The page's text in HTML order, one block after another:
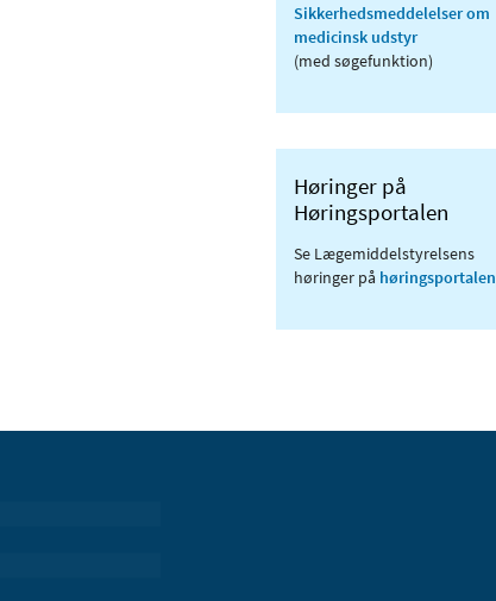
Sikkerhedsmeddelelser om
medicinsk udstyr
(med søgefunktion)
Høringer på
Høringsportalen
Se Lægemiddelstyrelsens
høringer på høringsportalen